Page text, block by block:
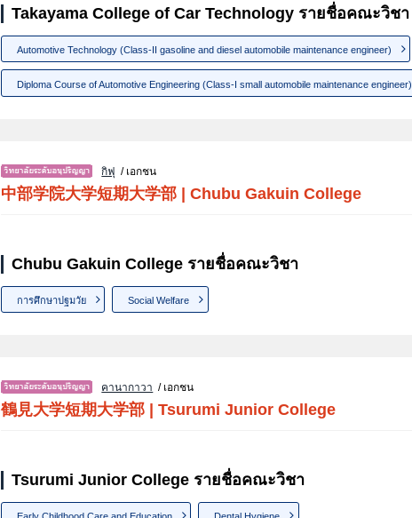
Takayama College of Car Technology รายชื่อคณะวิชา
Automotive Technology (Class-II gasoline and diesel automobile maintenance engineer)
Diploma Course of Automotive Engineering (Class-I small automobile maintenance engineer)
กิฟุ / เอกชน
中部学院大学短期大学部 | Chubu Gakuin College
Chubu Gakuin College รายชื่อคณะวิชา
การศึกษาปฐมวัย Social Welfare
คานากาวา / เอกชน
鶴見大学短期大学部 | Tsurumi Junior College
Tsurumi Junior College รายชื่อคณะวิชา